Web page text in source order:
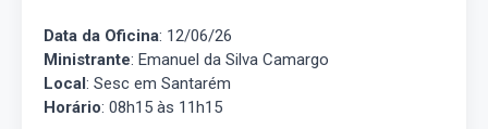
Data da Oficina: 12/06/26
Ministrante: Emanuel da Silva Camargo
Local : Sesc em Santarém
Horário: 08h15 às 11h15